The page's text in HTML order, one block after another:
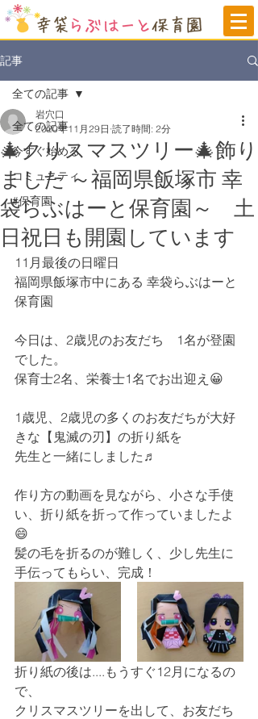
記事
全ての記事
今すぐ始める
コミュニティ
#保育園
全ての記事
🎄クリスマスツリー🎄飾り
ました ～福岡県飯塚市 幸
袋らぶはーと保育園～ 土
日祝日も開園しています
岩穴口
2020年11月29日 読了時間: 2分
11月最後の日曜日
福岡県飯塚市中にある 幸袋らぶはーと
保育園
今日は、2歳児のお友だち　1名が登園
でした。
保育士2名、栄養士1名でお出迎え😀
1歳児、2歳児の多くのお友だちが大好
きな【鬼滅の刃】の折り紙を
先生と一緒にしました♬
作り方の動画を見ながら、小さな手使
い、折り紙を折って作っていましたよ
😄
髪の毛を折るのが難しく、少し先生に
手伝ってもらい、完成！
折り紙の後は....もうすぐ12月になるの
で、
クリスマスツリーを出して、お友だち